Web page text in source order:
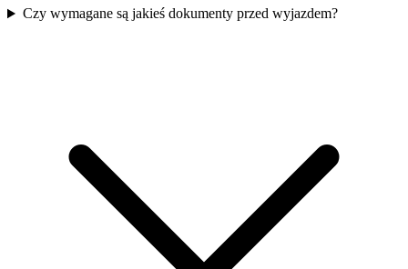
Czy wymagane są jakieś dokumenty przed wyjazdem?